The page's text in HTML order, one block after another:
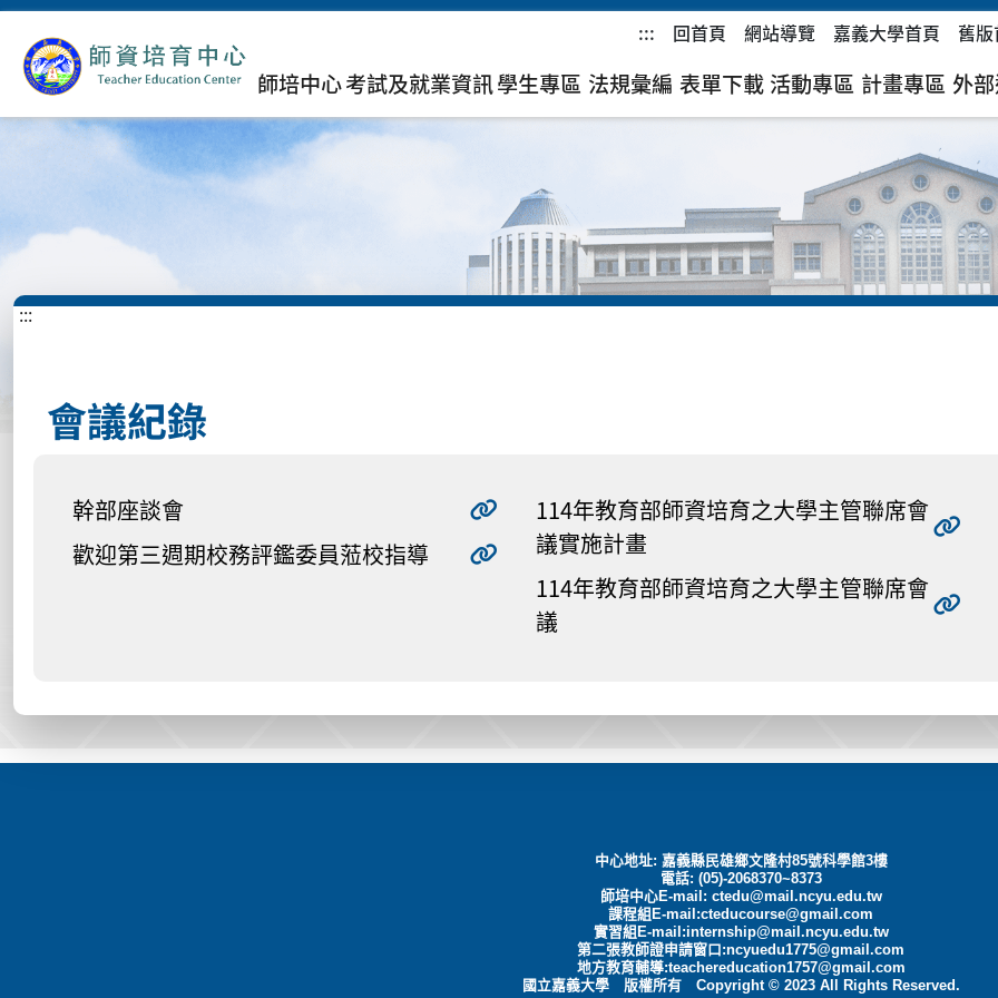
::: 回首頁 網站導覽 嘉義大學首頁 舊
師培中心考試及就業資訊學生專區 法規彙編 表單下載 活動專區 計畫專區 外
:::
會議紀錄
幹部座談會
歡迎第三週期校務評鑑委員蒞校指導
114年教育部師資培育之大學主管聯席會
議實施計畫
114年教育部師資培育之大學主管聯席會
議
中心地址: 嘉義縣民雄鄉文隆村85號科學館3樓
電話: (05)-2068370~8373
師培中心E-mail: ctedu@mail.ncyu.edu.tw
課程組E-mail:cteducourse@gmail.com
實習組E-mail:internship@mail.ncyu.edu.tw
第二張教師證申請窗口:ncyuedu1775@gmail.com
地方教育輔導:teachereducation1757@gmail.com
國立嘉義大學 版權所有 Copyright © 2023 All Rights Reserved.